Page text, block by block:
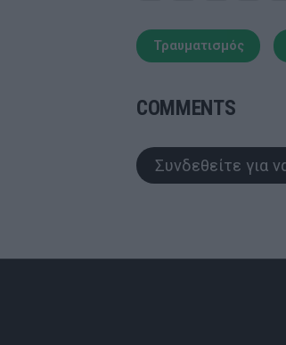
Τραυματισμός
COMMENTS
Συνδεθείτε για